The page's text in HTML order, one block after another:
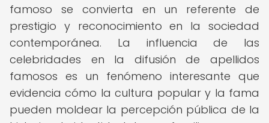
famoso se convierta en un referente de
prestigio y reconocimiento en la sociedad
contemporánea. La influencia de las
celebridades en la difusión de apellidos
famosos es un fenómeno interesante que
evidencia cómo la cultura popular y la fama
pueden moldear la percepción pública de la